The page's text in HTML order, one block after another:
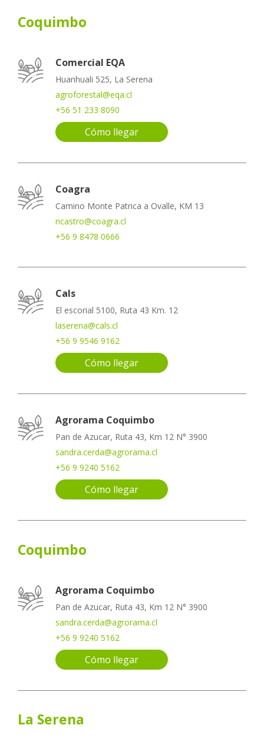
Coquimbo
Comercial EQA
Huanhuali 525, La Serena
agroforestal@eqa.cl
+56 51 233 8090
Cómo llegar
Coagra
Camino Monte Patrica a Ovalle, KM 13
ncastro@coagra.cl
+56 9 8478 0666
Cals
El escorial 5100, Ruta 43 Km. 12
laserena@cals.cl
+56 9 9546 9162
Cómo llegar
Agrorama Coquimbo
Pan de Azucar, Ruta 43, Km 12 N° 3900
sandra.cerda@agrorama.cl
+56 9 9240 5162
Cómo llegar
Coquimbo
Agrorama Coquimbo
Pan de Azucar, Ruta 43, Km 12 N° 3900
sandra.cerda@agrorama.cl
+56 9 9240 5162
Cómo llegar
La Serena